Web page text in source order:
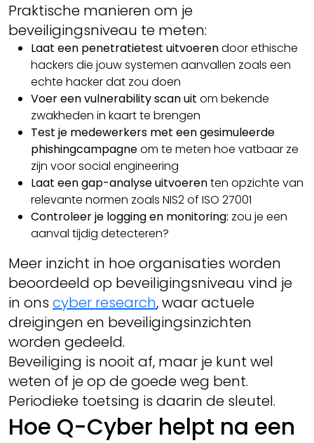
Praktische manieren om je
beveiligingsniveau te meten:
Laat een penetratietest uitvoerendoor ethische
hackers die jouw systemen aanvallen zoals een
echte hacker dat zou doen
Voer een vulnerability scan uit om bekende
zwakheden in kaart te brengen
Test je medewerkers met een gesimuleerde
phishingcampagneom te meten hoe vatbaar ze
zijn voor social engineering
Laat een gap-analyse uitvoerenten opzichte van
relevante normen zoals NIS2 of ISO 27001
Controleer je logging en monitoring: zou je een
aanval tijdig detecteren?
Meer inzicht in hoe organisaties worden
beoordeeld op beveiligingsniveau vind je
in ons cyber research, waar actuele
dreigingen en beveiligingsinzichten
worden gedeeld.
Beveiliging is nooit af, maar je kunt wel
weten of je op de goede weg bent.
Periodieke toetsing is daarin de sleutel.
Hoe Q-Cyber helpt na een